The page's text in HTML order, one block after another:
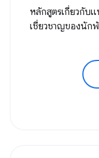
หลักสูตรเกี่ยวกับ
เชี่ยวชาญของนัก